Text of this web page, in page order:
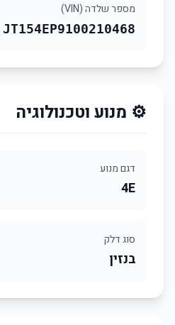
מספר שלדה (VIN)
JT154EP9100210468
⚙️ מנוע וטכנולוגיה
דגם מנוע
4E
סוג דלק
בנזין